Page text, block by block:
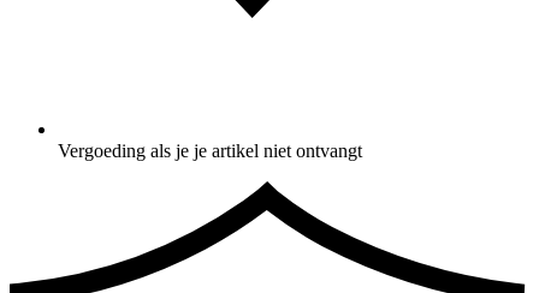
Vergoeding als je je artikel niet ontvangt